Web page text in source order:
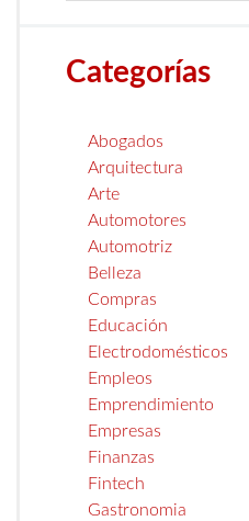
Categorías
Abogados
Arquitectura
Arte
Automotores
Automotriz
Belleza
Compras
Educación
Electrodomésticos
Empleos
Emprendimiento
Empresas
Finanzas
Fintech
Gastronomia